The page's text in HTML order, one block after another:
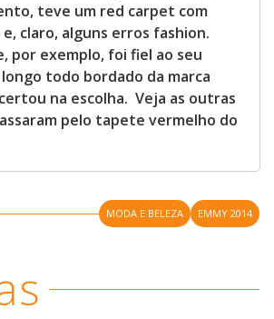
teve um red carpet com
claro, alguns erros fashion.
por exemplo, foi fiel ao seu
todo bordado da marca
na escolha. Veja as outras
pelo tapete vermelho do
MODA E BELEZA EMMY 2014